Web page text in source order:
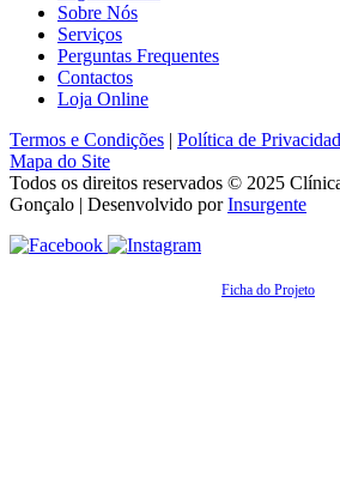
Sobre Nós
Serviços
Perguntas Frequentes
Contactos
Loja Online
Termos e Condições | Política de
Mapa do Site
Todos os direitos reservados © 2025
Gonçalo | Desenvolvido porInsurgente
Ficha do Projeto